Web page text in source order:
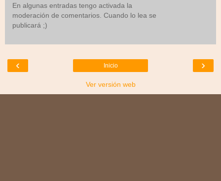
En algunas entradas tengo activada la
moderación de comentarios. Cuando lo lea se
publicará ;)
‹ ›
Inicio
Ver versión web